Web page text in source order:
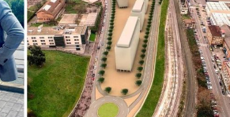
y que simboliza muy bien el
más accesible, más
para todas las personas.
áreas, estos tres años han dado
Ambiente destacaría el